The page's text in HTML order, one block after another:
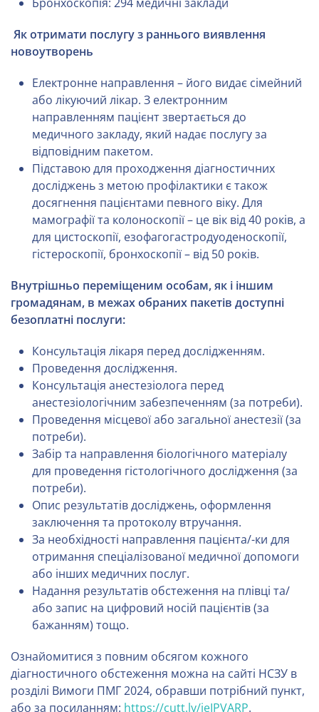
Як отримати послугу з раннього виявлення
новоутворень
Електронне направлення – його видає сімейний
або лікуючий лікар. З електронним
направленням пацієнт звертається до
медичного закладу, який надає послугу за
відповідним пакетом.
Підставою для проходження діагностичних
досліджень з метою профілактики є також
досягнення пацієнтами певного віку. Для
мамографії та колоноскопії – це вік від 40 років, а
для цистоскопії, езофагогастродуоденоскопії,
гістероскопії, бронхоскопії – від 50 років.
Внутрішньо переміщеним особам, як і іншим
громадянам, в межахобраних пакетів доступні
безоплатні послуги:
Консультація лікаря перед дослідженням.
Проведення дослідження.
Консультація анестезіолога перед
анестезіологічним забезпеченням (за потреби).
Проведення місцевої або загальної анестезії (за
потреби).
Забір та направлення біологічного матеріалу
для проведення гістологічного дослідження (за
потреби).
Опис результатів досліджень, оформлення
заключення та протоколу втручання.
За необхідності направлення пацієнта/-ки для
отримання спеціалізованої медичної допомоги
або інших медичних послуг.
Надання результатів обстеження на плівці та/
або запис на цифровий носій пацієнтів (за
бажанням) тощо.
Ознайомитися з повним обсягом кожного
діагностичного обстеження можна на сайті НСЗУ в
розділі Вимоги ПМГ 2024, обравши потрібний пункт,
або за посиланням: https://cutt.ly/ieIPVARP.